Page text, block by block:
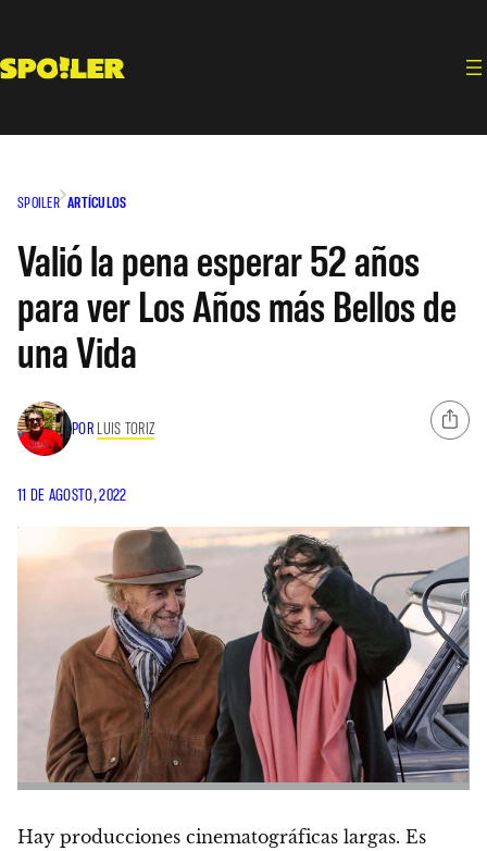
contenido
SPOILER ARTÍCULOS
Valió la pena esperar 52 años
para ver Los Años más Bellos de
una Vida
POR LUIS TORIZ
11 DE AGOSTO, 2022
Hay producciones cinematográficas largas. Es